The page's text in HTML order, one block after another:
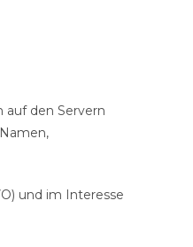
auf den Servern
und im Interesse